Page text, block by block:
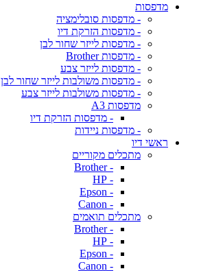
מדפסות
- מדפסות סובלימציה
- מדפסות הזרקת דיו
- מדפסות לייזר שחור לבן
- מדפסות Brother
- מדפסות לייזר צבע
- מדפסות משולבות לייזר שחור לבן
- מדפסות משולבות לייזר צבע
מדפסות A3
- מדפסות הזרקת דיו
- מדפסות ניידות
ראשי דיו
מתכלים מקוריים
- Brother
- HP
- Epson
- Canon
מתכלים תואמים
- Brother
- HP
- Epson
- Canon